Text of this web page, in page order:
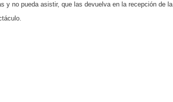
y no pueda asistir, que las devuelva en la recepción de la